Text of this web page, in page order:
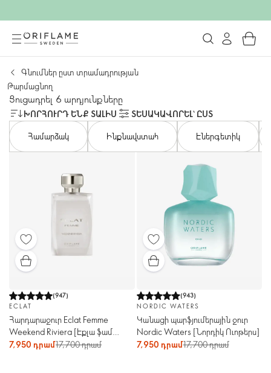
Գնումներ ըստ տրամադրության
Թարմացնող
Ցուցադրել 6 արդյունքները
ԽՈՐՀՈՒՐԴ ԵՆՔ ՏԱԼԻՍ
ՏԵՍԱԿԱՎՈՐԵԼ՝ ԸՍՏ
Համարձակ
Ինքնավստահ Էներգետիկ
(947)
ECLAT
Հարդարաջուր Eclat Femme
Weekend Riviera [Էքլա ֆամ
ուիքենդ ռիվիերա]
7,950 դրամ17,700 դրամ
(943)
NORDIC WATERS
Կանացի պարֆյումերային ջուր
Nordic Waters [Նորդիկ Ուոթերս]
7,950 դրամ17,700 դրամ